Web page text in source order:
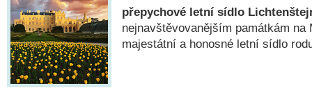
přepychové letní sídlo
nejnavštěvovanějším památkám na
majestátní a honosné letní sídlo